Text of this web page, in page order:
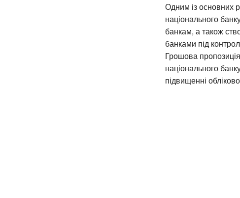
Одним із основних
національного
банкам, а також
банками під
Грошова
національного
підвищенні